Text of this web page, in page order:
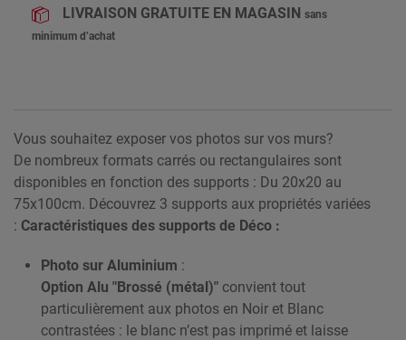
LIVRAISON GRATUITE EN MAGASIN sans
minimum d’achat
Vous souhaitez exposer vos photos sur vos murs?
De nombreux formats carrés ou rectangulaires sont
disponibles en fonction des supports : Du 20x20 au
75x100cm. Découvrez 3 supports aux propriétés variées
: Caractéristiques des supports de Déco :
Photo sur Aluminium :
Option Alu "Brossé (métal)" convient tout
particulièrement aux photos en Noir et Blanc
contrastées : le blanc n’est pas imprimé et laisse